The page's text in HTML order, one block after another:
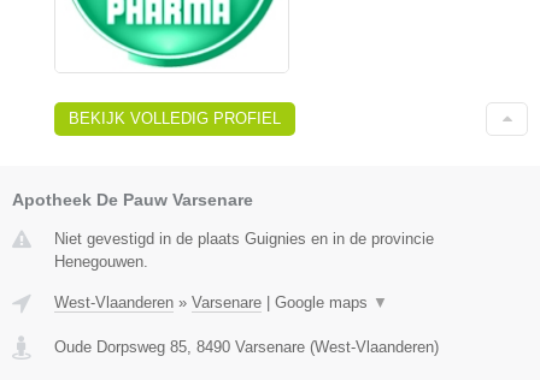
BEKIJK VOLLEDIG PROFIEL
Apotheek De Pauw Varsenare
Niet gevestigd in de plaats Guignies en in de provincie
Henegouwen.
West-Vlaanderen » Varsenare Google maps ▼
Oude Dorpsweg 85 8490 Varsenare (West-Vlaanderen)